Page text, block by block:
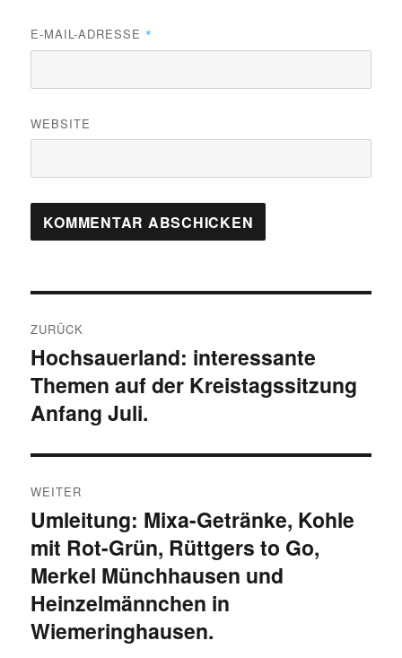
E-MAIL-ADRESSE *
WEBSITE
ZURÜCK
Vorheriger
Beitrag:
Hochsauerland: interessante
Themen auf der Kreistagssitzung
Anfang Juli.
WEITER
Nächster
Beitrag:
Umleitung: Mixa-Getränke, Kohle
mit Rot-Grün, Rüttgers to Go,
Merkel Münchhausen und
Heinzelmännchen in
Wiemeringhausen.